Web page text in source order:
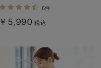
6件
￥5,990 税込